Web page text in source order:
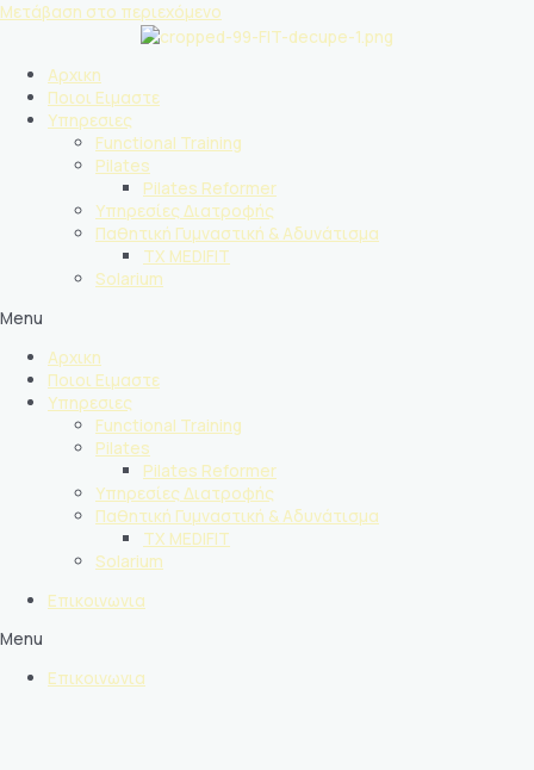
Μετάβαση στο περιεχόμενο
Αρχικη
Ποιοι Ειμαστε
Υπηρεσιες
Functional Training
Pilates
Pilates Reformer
Υπηρεσίες Διατροφής
Παθητική Γυμναστική & Αδυνάτισμα
TX MEDIFIT
Solarium
Menu
Αρχικη
Ποιοι Ειμαστε
Υπηρεσιες
Functional Training
Pilates
Pilates Reformer
Υπηρεσίες Διατροφής
Παθητική Γυμναστική & Αδυνάτισμα
TX MEDIFIT
Solarium
Επικοινωνια
Menu
Επικοινωνια